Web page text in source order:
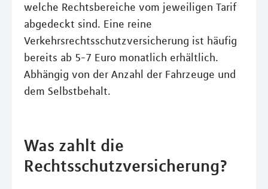
welche Rechtsbereiche vom jeweiligen Tarif
abgedeckt sind. Eine reine
Verkehrsrechtsschutzversicherung ist häufig
bereits ab 5-7 Euro monatlich erhältlich.
Abhängig von der Anzahl der Fahrzeuge und
dem Selbstbehalt.
Was zahlt die
Rechtsschutzversicherung?